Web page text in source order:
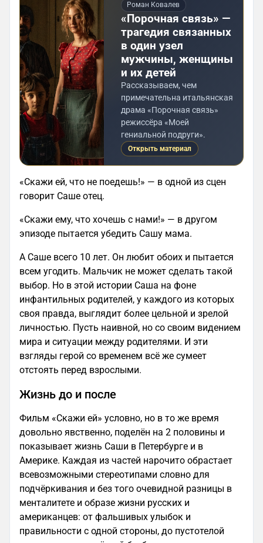
Роман Ковалев
«Порочная связь» —
трагедия связанных
в один узел
мужчины, женщины
и их детей
Рассказываем, чем
примечательна итальянская
драма «Порочная связь»
режиссёра «Моей
гениальной подруги».
Открыть материал
«Скажи ей, что не поедешь!» — в одной из сцен
говорит Саше отец.
«Скажи ему, что хочешь с нами!» — в другом
эпизоде пытается убедить Сашу мама.
А Саше всего 10 лет. Он любит обоих и пытается
всем угодить. Мальчик не может сделать такой
выбор. Но в этой истории Саша на фоне
инфантильных родителей, у каждого из которых
своя правда, выглядит более цельной и зрелой
личностью. Пусть наивной, но со своим видением
мира и ситуации между родителями. И эти
взгляды герой со временем всё же сумеет
отстоять перед взрослыми.
Жизнь до и после
Фильм «Скажи ей» условно, но в то же время
довольно явственно, поделён на 2 половины и
показывает жизнь Саши в Петербурге и в
Америке. Каждая из частей нарочито обрастает
всевозможными стереотипами словно для
подчёркивания и без того очевидной разницы в
менталитете и образе жизни русских и
американцев: от фальшивых улыбок и
правильности с одной стороны, до пустотелой